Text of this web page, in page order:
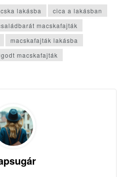
lakásba
cica a lakásban
macskafajták
macskafajták lakásba
macskafajták